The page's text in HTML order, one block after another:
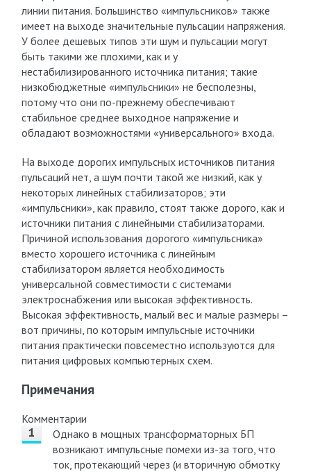
линии питания. Большинство «импульсников» также
имеет на выходе значительные пульсации напряжения.
У более дешевых типов эти шум и пульсации могут
быть такими же плохими, как и у
нестабилизированного источника питания; такие
низкобюджетные «импульсники» не бесполезны,
потому что они по-прежнему обеспечивают
стабильное среднее выходное напряжение и
обладают возможностями «универсального» входа.
На выходе дорогих импульсных источников питания
пульсаций нет, а шум почти такой же низкий, как у
некоторых линейных стабилизаторов; эти
«импульсники», как правило, стоят также дорого, как и
источники питания с линейными стабилизаторами.
Причиной использования дорогого «импульсника»
вместо хорошего источника с линейным
стабилизатором является необходимость
универсальной совместимости с системами
электроснабжения или высокая эффективность.
Высокая эффективность, малый вес и малые размеры –
вот причины, по которым импульсные источники
питания практически повсеместно используются для
питания цифровых компьютерных схем.
Примечания
Комментарии
Однако в мощных трансформаторных БП
возникают импульсные помехи из-за того, что
ток, протекающий через (и вторичную обмотку